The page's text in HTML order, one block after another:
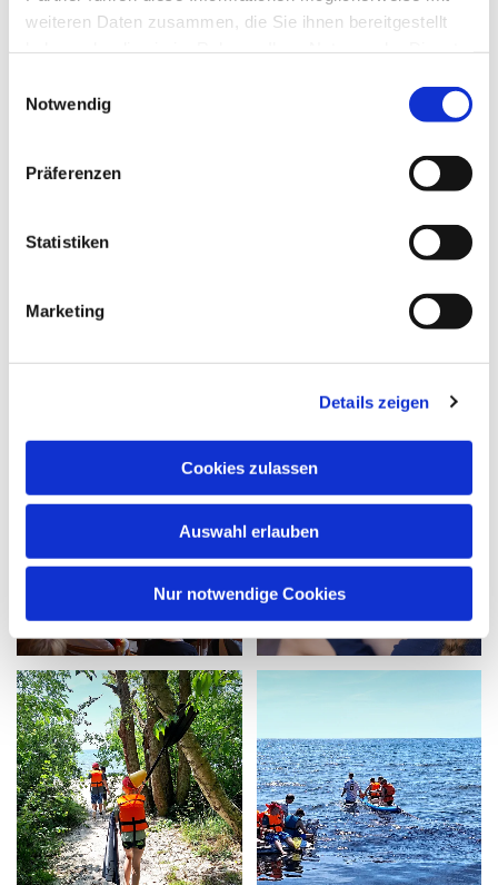
weiteren Daten zusammen, die Sie ihnen bereitgestellt
Notwendig
Präferenzen
Statistiken
Marketing
Details zeigen
Cookies zulassen
Auswahl erlauben
Nur notwendige Cookies
unbedingt angeben): ev.